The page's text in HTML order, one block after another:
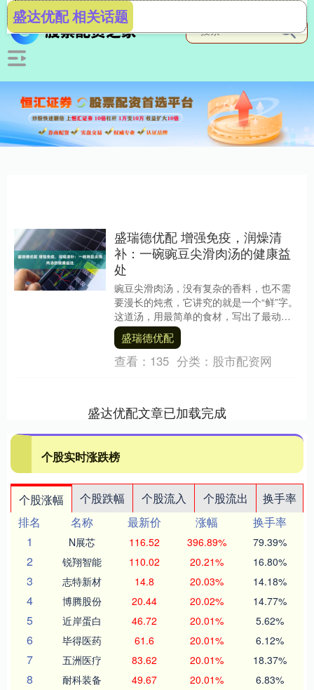
盛达优配 相关话题
盛瑞德优配 增强免疫，润燥清
补：一碗豌豆尖滑肉汤的健康益
处
豌豆尖滑肉汤，没有复杂的香料，也不需
要漫长的炖煮，它讲究的就是一个“鲜”字。
这道汤，用最简单的食材，写出了最动人
的味道。今天，咱们就一起把这道美味端
上桌。 豌豆....
盛瑞德优配
查看： 135 分类： 股市配资网
盛达优配文章已加载完成
个股实时涨跌榜
个股涨幅 个股跌幅 个股流入 个股流出
换手率
排名
名称 最新价 涨幅
换手率
1
N展芯 116.52 396.89% 79.39%
2 锐翔智能 110.02 20.21% 16.80%
3 志特新材 14.8 20.03% 14.18%
4 博腾股份 20.44 20.02% 14.77%
5 近岸蛋白 46.72 20.01% 5.62%
6 毕得医药 61.6 20.01% 6.12%
7 五洲医疗 83.62 20.01% 18.37%
8 耐科装备 49.67 20.01% 6.83%